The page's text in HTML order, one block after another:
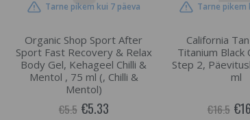
Tarne pikem kui 7 päeva
Organic Shop Sport After
Sport Fast Recovery & Relax
Body Gel, Kehageel Chilli &
Mentol , 75 ml (, Chilli &
Mentol)
€5.5 €5.33
Tarne pikem
California
Titanium
Step 2,
ml
€16.5